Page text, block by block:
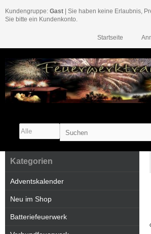
Kundengruppe: Gast | Sie haben keine Erlaubnis,
Sie bitte ein Kundenkonto.
Startseite
Kategorien
Adventskalender
Neu im Shop
Batteriefeuerwerk